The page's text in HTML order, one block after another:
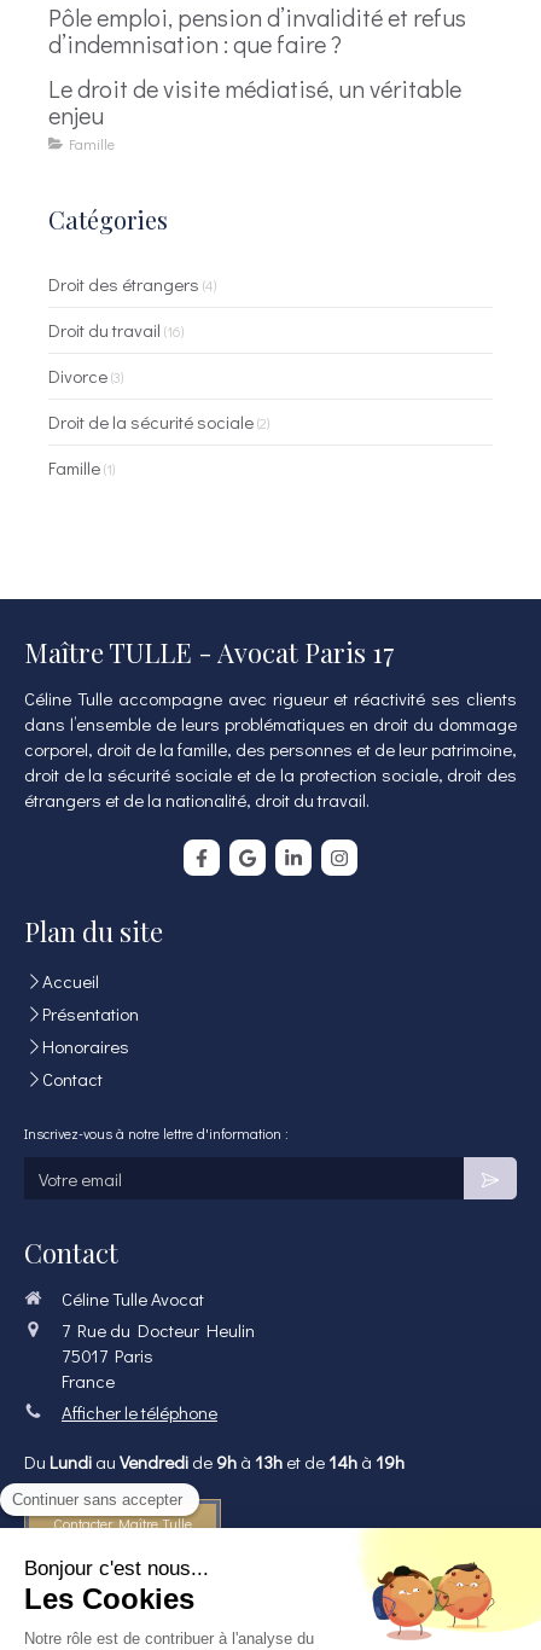
Pôle emploi, pension d’invalidité et refus
d’indemnisation : que faire ?
Le droit de visite médiatisé, un véritable
enjeu
Famille
Catégories
Droit des étrangers (4)
Droit du travail (16)
Divorce(3)
Droit de la sécurité sociale(2)
Famille(1)
Maître TULLE - Avocat Paris 17
Céline Tulle accompagne avec rigueur et réactivité ses clients
dans l’ensemble de leurs problématiques en droit du dommage
corporel, droit de la famille, des personnes et de leur patrimoine,
droit de la sécurité sociale et de la protection sociale, droit des
étrangers et de la nationalité, droit du travail.
Plan du site
Accueil
Présentation
Honoraires
Contact
Inscrivez-vous à notre lettre d'information :
Votre email
Contact
Céline Tulle Avocat
7 Rue du Docteur Heulin
75017 Paris
France
Afficher le téléphone
Du Lundi au Vendredi de 9h à 13h et de 14h à 19h
Contacter Maître Tulle
©2018-2020 Céline Tulle - Avocat à Paris 17